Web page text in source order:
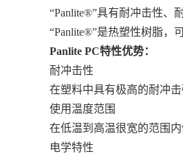
“Panlite®”具有耐冲击性、
“Panlite®”是热塑性树脂，
Panlite PC特性优势：
耐冲击性
在塑料中具有极高的耐冲
使用温度范围
在低温到高温很宽的范围内
电学特性